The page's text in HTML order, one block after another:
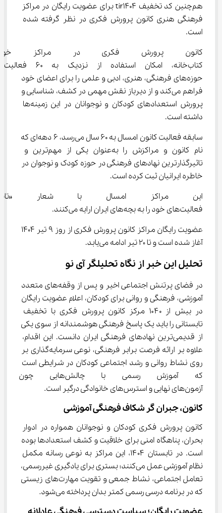
هم‌چنین کد تخفیف tir1404 برای عضویت رایگان در مراکز
فرهنگی هنری کانون پرورش فکری در نظر گرفته شده
است.
کانون پرورش فکری در مراکز
کتاب‌خانه، امکان استفاده از
حوزه‌های فرهنگی، هنری، ادبی و علمی را برای اعضای خود
فراهم می‌کند و از دیرباز نقش مهمی در کشف، شناسایی و
پرورش استعدادهای کودکان و نوجوانان در این زمینه‌ها
داشته است.
سابقه فعالیت کانون امسال به 60 سال می‌رسد، 6 دهه‌ای که
نام کانون و مراکزش را به‌عنوان یکی از مهم‌ترین و
تاثیرگذارترین نهادهای فرهنگی در حوزه کودک و نوجوان در
خاطره ایرانیان ثبت کرده است.
این مراکز امسال با شعار
فعالیت‌های خود را به بچه‌های ایران ارایه می‌کنند.
آغاز شده است و تا 20 تیر ادامه می‌یابد.
تحلیل این خبر از نگاه تحلیلگر آی نو
در فضای پرتنش اجتماعی اخیر و پس از وقفه‌های متعدد
آموزشی، فرهنگی و روانی برای کودکان، اعلام عضویت رایگان
در بیش از ۱۰۴۰ مرکز کانون پرورش فکری با تخفیف
تابستانی را باید یک پاسخ فرهنگی هوشمندانه از سوی یکی
از قدیمی‌ترین نهادهای فرهنگی ایران دانست. این اقدام،
علاوه بر ارائه فرصت برابر فرهنگی، نوعی سرمایه‌گذاری بر
روی نشاط روانی و رشد اجتماعی کودکان در شرایطی است
که آموزش رسمی با
آزمون‌های نهایی و استرس‌های خانوادگی درگیر است.
کانون، جبران گر شکاف فرهنگی آموزشی
کانون پرورش فکری کودکان و نوجوانان همواره در ادوار
بحران، پناهگاه امنی برای خلاقیت و کشف استعدادها بوده
است. در تابستان ۱۴۰۴، این مراکز به نوعی رسانه مکمل
نظام آموزشی عمل می‌کنند؛ بستری برای یادگیری غیررسمی،
تعامل اجتماعی، نشاط جمعی و تقویت مهارت‌های زیستی
که در برنامه درسی رسمی کمتر بدان پرداخته می‌شود.